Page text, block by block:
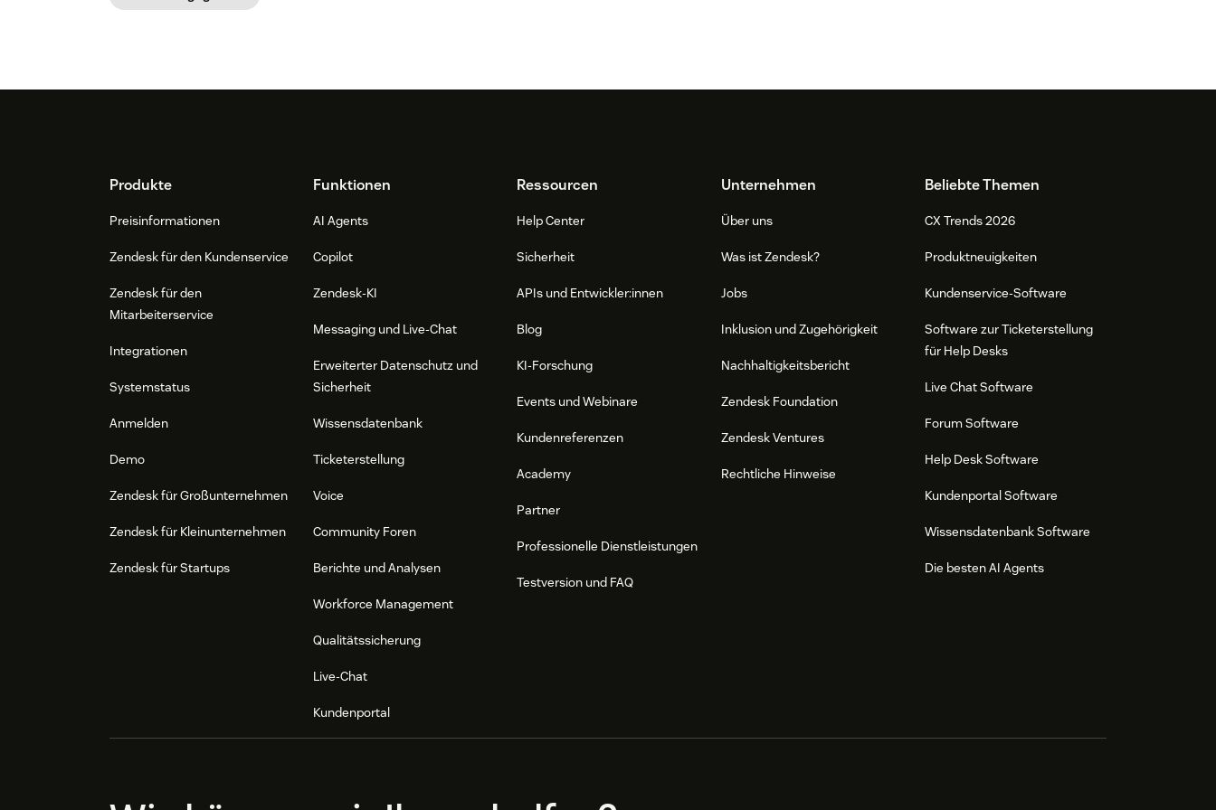
FooterProdukte
Preisinformationen
Zendesk für den Kundenservice
Zendesk für den
Mitarbeiterservice
Integrationen
Systemstatus
Anmelden
Demo
Zendesk für Großunternehmen
Zendesk für Kleinunternehmen
Zendesk für Startups
Funktionen
AI Agents
Copilot
Zendesk-KI
Messaging und Live-Chat
Erweiterter Datenschutz und
Sicherheit
Wissensdatenbank
Ticketerstellung
Voice
Community Foren
Berichte und Analysen
Workforce Management
Qualitätssicherung
Live-Chat
Kundenportal
Ressourcen
Help Center
Sicherheit
APIs und Entwickler:innen
Blog
KI-Forschung
Events und Webinare
Kundenreferenzen
Academy
Partner
Professionelle Dienstleistungen
Testversion und FAQ
Unternehmen
Über uns
Was ist Zendesk?
Jobs
Inklusion und Zugehörigkeit
Nachhaltigkeitsbericht
Zendesk Foundation
Zendesk Ventures
Rechtliche Hinweise
Beliebte Themen
CX Trends 2026
Produktneuigkeiten
Kundenservice-Software
Software zur Ticketerstellung
für Help Desks
Live Chat Software
Forum Software
Help Desk Software
Kundenportal Software
Wissensdatenbank Software
Die besten AI Agents